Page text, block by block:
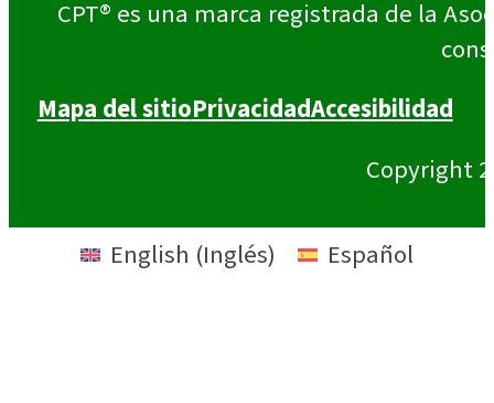
CPT® es una marca registrada de la
Mapa del sitioPrivacidadAccesibilidad
Copyright
English (Inglés) Español